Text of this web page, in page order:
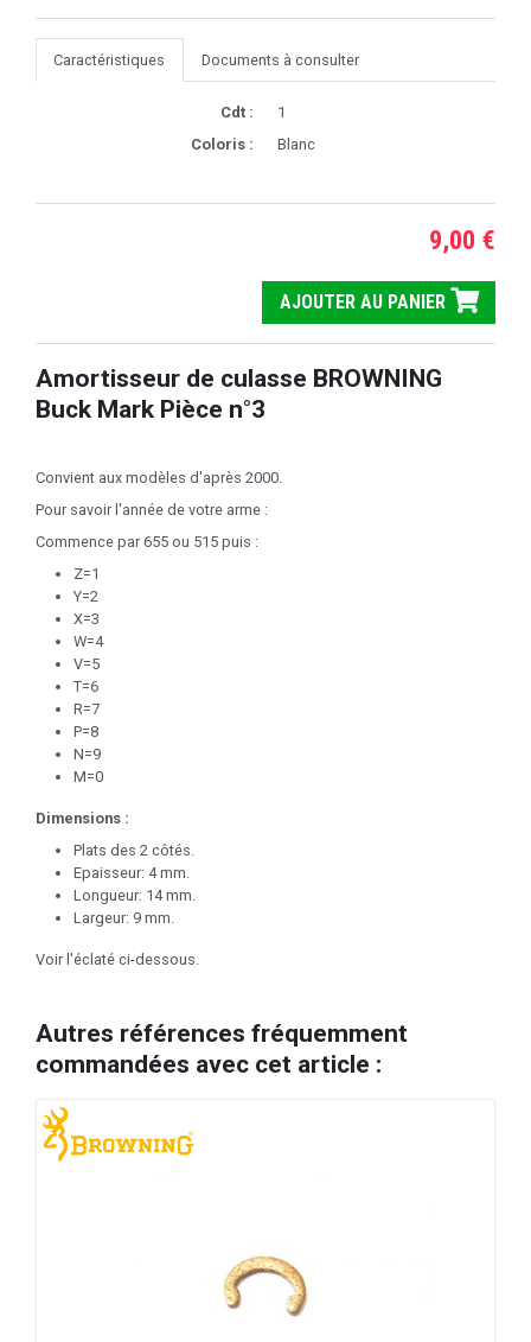
Caractéristiques Documents à consulter
Cdt :
1
Coloris :
Blanc
9,00 €
AJOUTER AU PANIER
Amortisseur de culasse BROWNING
Buck Mark Pièce n°3
Convient aux modèles d'après 2000.
Pour savoir l'année de votre arme :
Commence par 655 ou 515 puis :
Z=1
Y=2
X=3
W=4
V=5
T=6
R=7
P=8
N=9
M=0
Dimensions :
Plats des 2 côtés.
Epaisseur: 4 mm.
Longueur: 14 mm.
Largeur: 9 mm.
Voir l'éclaté ci-dessous.
Autres références fréquemment
commandées avec cet article :